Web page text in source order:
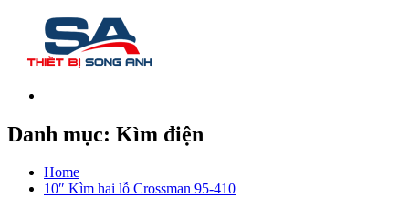
Danh mục: Kìm điện
Home
10″ Kìm hai lỗ Crossman 95-410